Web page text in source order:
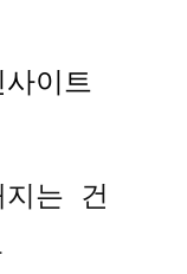
이트
지는 건